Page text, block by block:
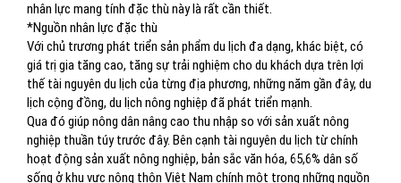
nhân lực mang tính đặc thù này là rất cần thiết.
*Nguồn nhân lực đặc thù
Với chủ trương phát triển sản phẩm du lịch đa dạng, khác biệt, có
giá trị gia tăng cao, tăng sự trải nghiệm cho du khách dựa trên lợi
thế tài nguyên du lịch của từng địa phương, những năm gần đây, du
lịch cộng đồng, du lịch nông nghiệp đã phát triển mạnh.
Qua đó giúp nông dân nâng cao thu nhập so với sản xuất nông
nghiệp thuần túy trước đây. Bên cạnh tài nguyên du lịch từ chính
hoạt động sản xuất nông nghiệp, bản sắc văn hóa, 65,6% dân số
sống ở khu vực nông thôn Việt Nam chính một trong những nguồn